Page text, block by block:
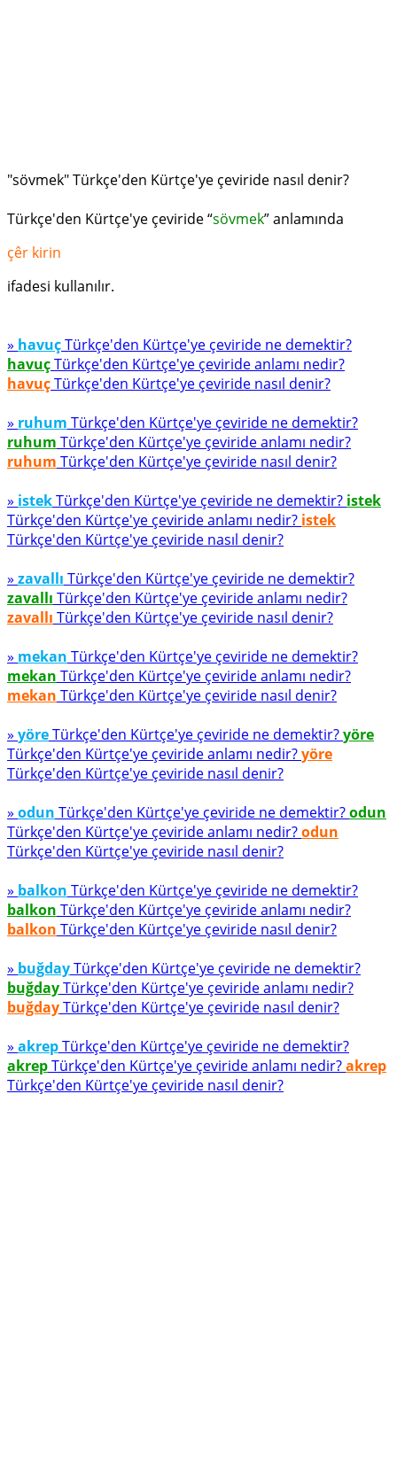
"sövmek" Türkçe'den Kürtçe'ye çeviride nasıl denir?
Türkçe'den Kürtçe'ye çeviride “sövmek” anlamında
çêr kirin
ifadesi kullanılır.
» havuçTürkçe'den Kürtçe'ye çeviride ne demektir?
havuçTürkçe'den Kürtçe'ye çeviride anlamı nedir?
havuçTürkçe'den Kürtçe'ye çeviride nasıl denir?
» ruhum Türkçe'den Kürtçe'ye çeviride ne demektir?
ruhum Türkçe'den Kürtçe'ye çeviride anlamı nedir?
ruhum Türkçe'den Kürtçe'ye çeviride nasıl denir?
» istekTürkçe'den Kürtçe'ye çeviride ne demektir? istek
Türkçe'den Kürtçe'ye çeviride anlamı nedir? istek
Türkçe'den Kürtçe'ye çeviride nasıl denir?
» zavallı Türkçe'den Kürtçe'ye çeviride ne demektir?
zavallı Türkçe'den Kürtçe'ye çeviride anlamı nedir?
zavallı Türkçe'den Kürtçe'ye çeviride nasıl denir?
» mekan Türkçe'den Kürtçe'ye çeviride ne demektir?
mekan Türkçe'den Kürtçe'ye çeviride anlamı nedir?
mekan Türkçe'den Kürtçe'ye çeviride nasıl denir?
» yöreTürkçe'den Kürtçe'ye çeviride ne demektir?yöre
Türkçe'den Kürtçe'ye çeviride anlamı nedir?yöre
Türkçe'den Kürtçe'ye çeviride nasıl denir?
» odun Türkçe'den Kürtçe'ye çeviride ne demektir?odun
Türkçe'den Kürtçe'ye çeviride anlamı nedir?odun
Türkçe'den Kürtçe'ye çeviride nasıl denir?
» balkon Türkçe'den Kürtçe'ye çeviride ne demektir?
balkon Türkçe'den Kürtçe'ye çeviride anlamı nedir?
balkon Türkçe'den Kürtçe'ye çeviride nasıl denir?
» buğdayTürkçe'den Kürtçe'ye çeviride ne demektir?
buğdayTürkçe'den Kürtçe'ye çeviride anlamı nedir?
buğdayTürkçe'den Kürtçe'ye çeviride nasıl denir?
» akrepTürkçe'den Kürtçe'ye çeviride ne demektir?
akrepTürkçe'den Kürtçe'ye çeviride anlamı nedir?akrep
Türkçe'den Kürtçe'ye çeviride nasıl denir?